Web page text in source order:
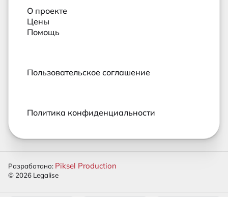
О проекте
Цены
Помощь
Пользовательское соглашение
Политика конфиденциальности
Разработано: Piksel Production
© 2026 Legalise